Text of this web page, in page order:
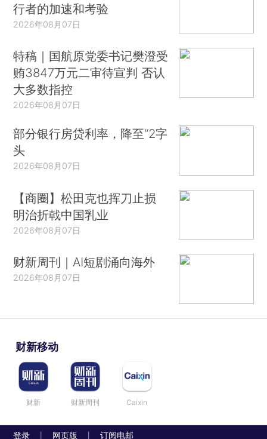
行者的加速和考验
2026年08月07日
特稿｜国航原党委书记樊澄受
贿3847万元二审待宣判 否认
大多数指控
2026年08月07日
部分银行房贷利率，降至“2字
头
2026年08月07日
【商圈】松田克也挥刀止损
明治折戟中国乳业
2026年08月07日
财新周刊｜AI短剧涌向海外
2026年08月07日
财新移动
财新 财新周刊 Caixin
登录 网页版 订阅电邮